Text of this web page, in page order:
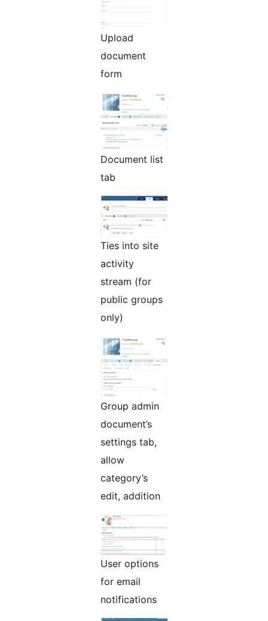
Upload
document
form
Document list
tab
Ties into site
activity
stream (for
public groups
only)
Group admin
document’s
settings tab,
allow
category’s
edit, addition
User options
for email
notifications